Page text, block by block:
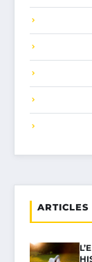
ARTICLES